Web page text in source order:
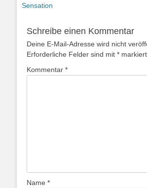
Beitrag:
Sensation
Schreibe einen Kommentar
Deine E-Mail-Adresse wird nicht
Erforderliche Felder sind mit * markiert
Kommentar *
Name *